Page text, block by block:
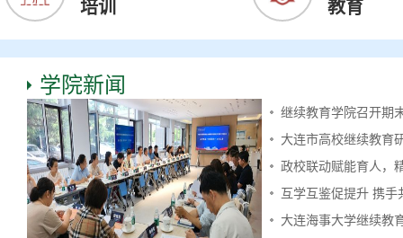
培训
教育
学院新闻
继续教育学院召开期
大连市高校继续教育
政校联动赋能育人，
互学互鉴促提升 携
大连海事大学继续教